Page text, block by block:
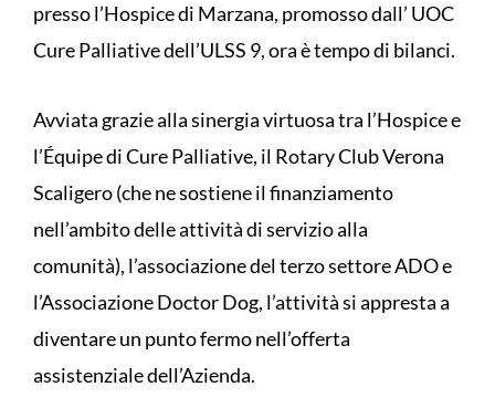
presso l’Hospice di Marzana, promosso dall’ UOC
Cure Palliative dell’ULSS 9, ora è tempo di bilanci.
Avviata grazie alla sinergia virtuosa tra l’Hospice e
l’Équipe di Cure Palliative, il Rotary Club Verona
Scaligero (che ne sostiene il finanziamento
nell’ambito delle attività di servizio alla
comunità), l’associazione del terzo settore ADO e
l’Associazione Doctor Dog, l’attività si appresta a
diventare un punto fermo nell’offerta
assistenziale dell’Azienda.